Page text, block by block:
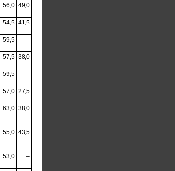
56,0 49,0
54,5 41,5
59,5 –
57,5 38,0
59,5 –
57,0 27,5
63,0 38,0
55,0 43,5
53,0 –